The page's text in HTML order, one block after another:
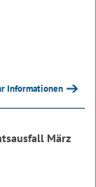
Informationen
März